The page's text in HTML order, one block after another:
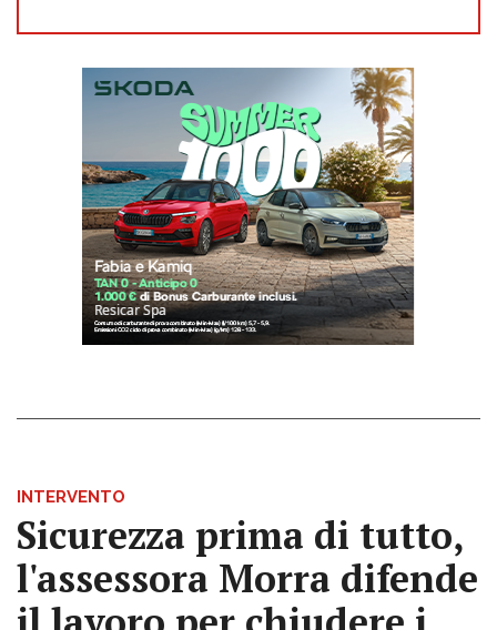
INTERVENTO
Sicurezza prima di tutto,
l'assessora Morra difende